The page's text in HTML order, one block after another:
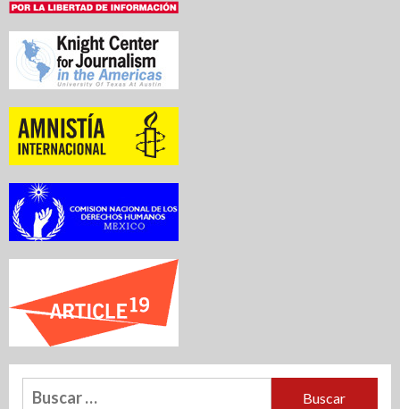
Buscar: